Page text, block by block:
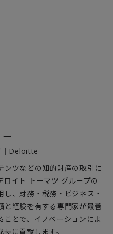
｜Deloitte
ンツなどの知的財産の取引に
イト トーマツ グループの
、財務・税務・ビジネス・
と経験を有する専門家が最善
ことで、イノベーションによ
に貢献します。